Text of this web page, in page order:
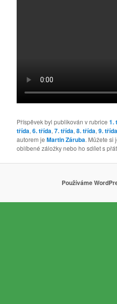
Příspěvek byl publikován v rubrice1.
třída,6. třída,7. třída,8. třída,9. třída
autorem jeMartin Záruba. Můžete si
oblíbené záložky nebo ho sdílet s
Používáme